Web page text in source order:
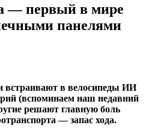
— первый в мире
панелями
встраивают в велосипеды ИИ
(вспоминаем наш недавний
решают главную боль
— запас хода.